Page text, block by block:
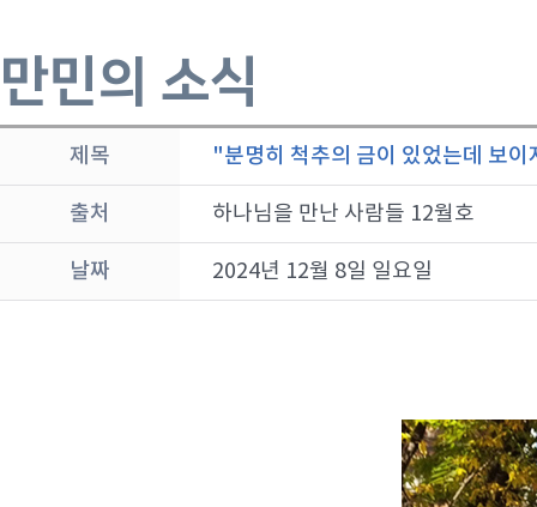
만민의 소식
제목 "분명히 척추의 금이 있었는데 보
출처 하나님을 만난 사람들 12월호
날짜 2024년 12월 8일 일요일